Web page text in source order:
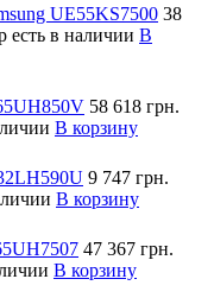
UE55KS7500 38
есть в наличии В
58 618 грн.
В корзину
9 747 грн.
В корзину
47 367 грн.
В корзину